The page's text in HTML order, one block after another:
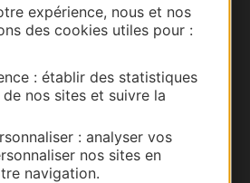
expérience, nous et nos
des cookies utiles pour :
: établir des statistiques
nos sites et suivre la
: analyser vos
nos sites en
navigation.